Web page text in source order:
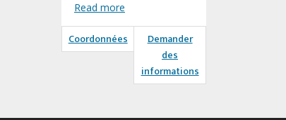
Read more
Coordonnées
Demander
des
informations